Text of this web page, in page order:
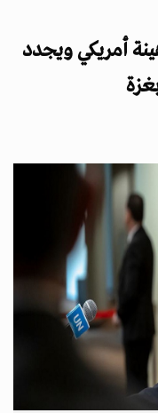
أمريكي ويجدد